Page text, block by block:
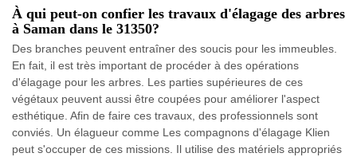
À qui peut-on confier les travaux d'élagage des arbres
à Saman dans le 31350?
Des branches peuvent entraîner des soucis pour les immeubles.
En fait, il est très important de procéder à des opérations
d'élagage pour les arbres. Les parties supérieures de ces
végétaux peuvent aussi être coupées pour améliorer l'aspect
esthétique. Afin de faire ces travaux, des professionnels sont
conviés. Un élagueur comme Les compagnons d'élagage Klien
peut s'occuper de ces missions. Il utilise des matériels appropriés